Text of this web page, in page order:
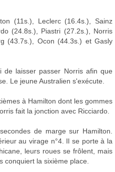
(11s.), Leclerc (16.4s.), Sainz
(24.8s.), Piastri (27.2s.), Norris
(43.7s.), Ocon (44.3s.) et Gasly
de laisser passer Norris afin que
Le jeune Australien s'exécute.
à Hamilton dont les gommes
fait la jonction avec Ricciardo.
de marge sur Hamilton.
au virage n°4. Il se porte à la
leurs roues se frôlent, mais
conquiert la sixième place.